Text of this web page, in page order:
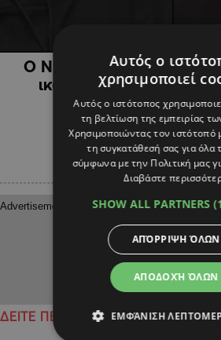
O Nίνο αποκαλύπτει
ικανότητες του
μυρίζοντας
ΔΕΙΤΕ ΠΕΡΙΣΣΟΤΕΡΑ
Αυτός ο
χρησιμοποιεί
Αυτός ο ιστότοπος
τη βελτίωση της εμπειρίας
Χρησιμοποιώντας τον ιστότοπό
τη συγκατάθεσή σας για όλα
σύμφωνα με την Πολιτική μας
Διαβάστε
SHOW ALL PARTNERS
ΑΠΟΔΟΧΉ ΌΛΩΝ
ΑΠΌΡΡΙΨΗ ΌΛΩΝ
ΕΜΦΆΝΙΣΗ